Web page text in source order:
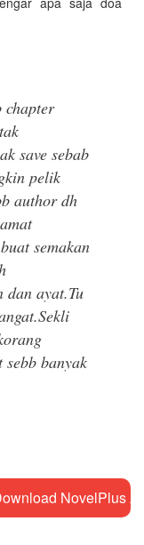
chapter
save sebab
pelik
author dh
semakan
dan ayat.Tu
sebb banyak
NovelPlus